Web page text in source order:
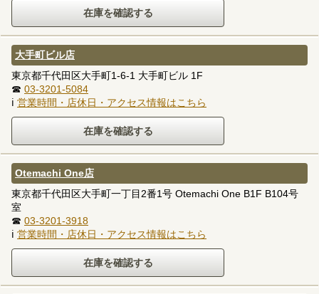
大手町ビル店
東京都千代田区大手町1-6-1 大手町ビル 1F
☎ 03-3201-5084
ℹ 営業時間・店休日・アクセス情報はこちら
Otemachi One店
東京都千代田区大手町一丁目2番1号 Otemachi One B1F B104号
室
☎ 03-3201-3918
ℹ 営業時間・店休日・アクセス情報はこちら